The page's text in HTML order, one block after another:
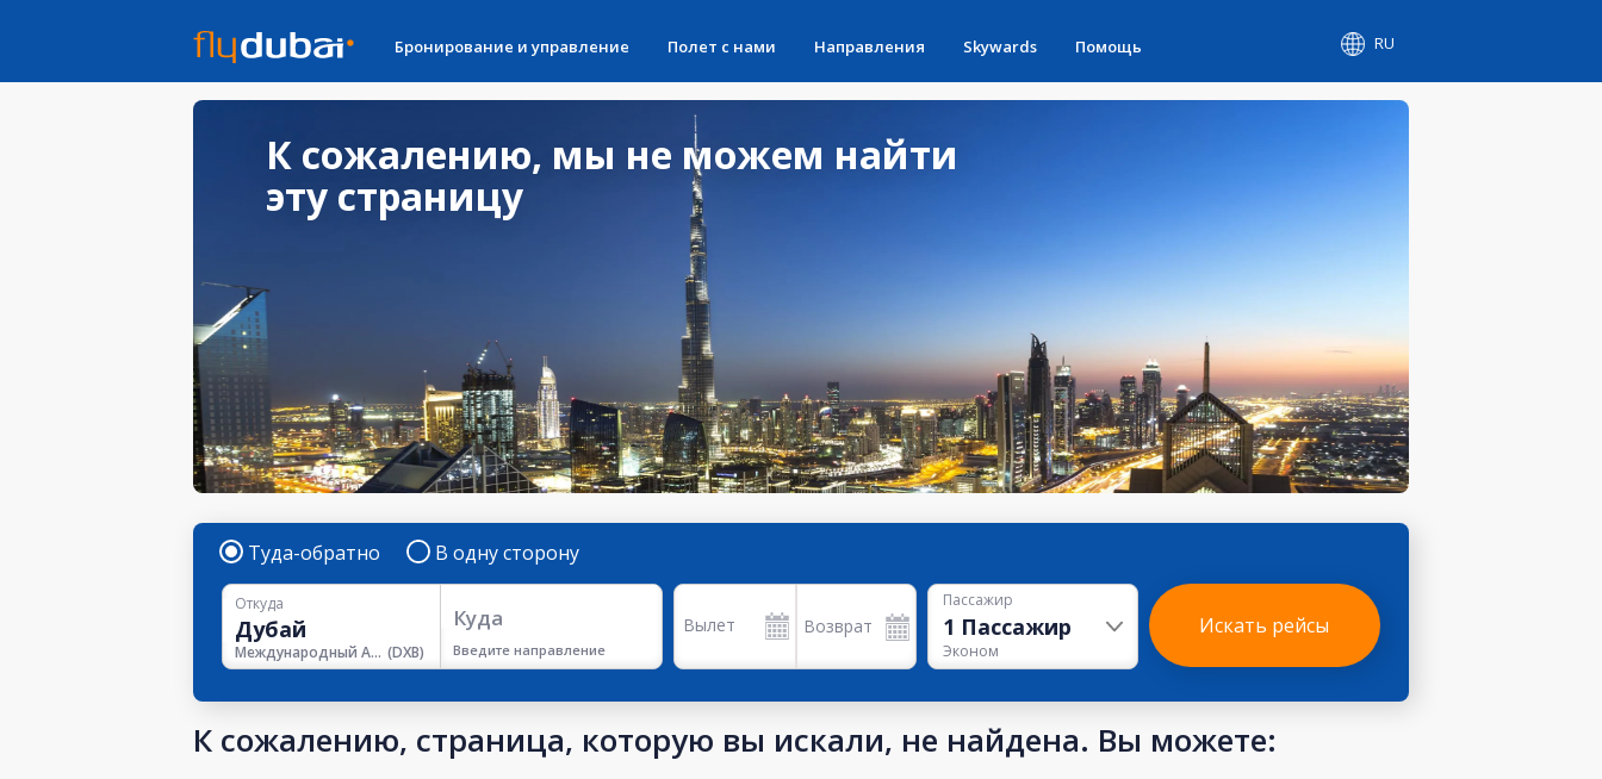
Бронирование и управление Полет с нами Направления Skywards Помощь RU
К сожалению, мы не можем найти
эту страницу
Туда-обратно В одну сторону
Откуда
Международный Аэропорт Дубая (DXB)
Куда
Введите направление
Вылет Возврат
Пассажир
1 Пассажир
Эконом
Искать рейсы
К сожалению, страница, которую вы искали, не найдена. Вы можете: